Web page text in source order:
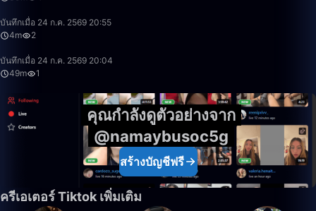
บันทึกเมื่อ 24 ก.ค. 2569 20:55
4m
2
บันทึกเมื่อ 24 ก.ค. 2569 20:04
49m
1
คุณกำลังดูตัวอย่างจาก
@namaybusoc5g
สร้างบัญชีฟรี
ครีเอเตอร์ Tiktok เพิ่มเติม